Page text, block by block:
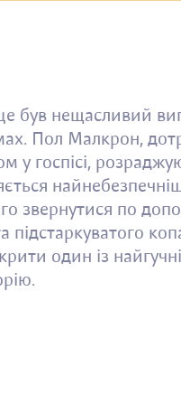
був нещасливий
Пол Малкрон,
у госпісі,
звернутися по
підстаркуватого
один із